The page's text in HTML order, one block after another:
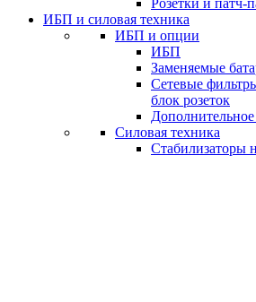
Розетки и патч-
ИБП и силовая техника
ИБП и опции
ИБП
Заменяемые
Сетевые
блок розеток
Силовая техника
Стабилизаторы